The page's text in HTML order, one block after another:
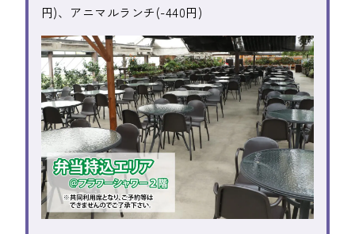
円)、アニマルランチ(-440円)